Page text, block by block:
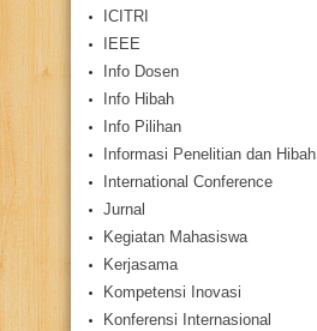
ICITRI
IEEE
Info Dosen
Info Hibah
Info Pilihan
Informasi Penelitian dan Hibah
International Conference
Jurnal
Kegiatan Mahasiswa
Kerjasama
Kompetensi Inovasi
Konferensi Internasional